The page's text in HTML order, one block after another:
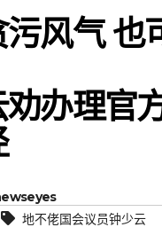
风气 也
办理官
地不佬国会议员钟少云